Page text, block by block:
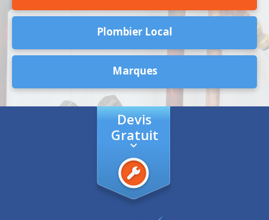
Plombier Local
Marques
Devis
Gratuit